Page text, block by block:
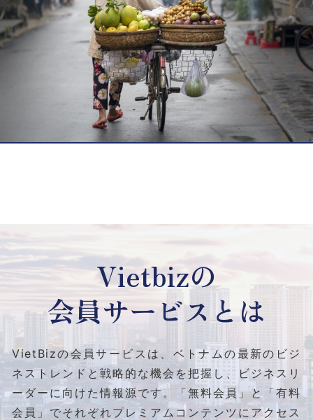
Vietbizの
会員サービスとは
VietBizの会員サービスは、ベトナムの最新のビジ
ネストレンドと戦略的な機会を把握し、ビジネスリ
ーダーに向けた情報源です。
「無料会員」と「有料
会員」でそれぞれプレミアムコンテンツにアクセス